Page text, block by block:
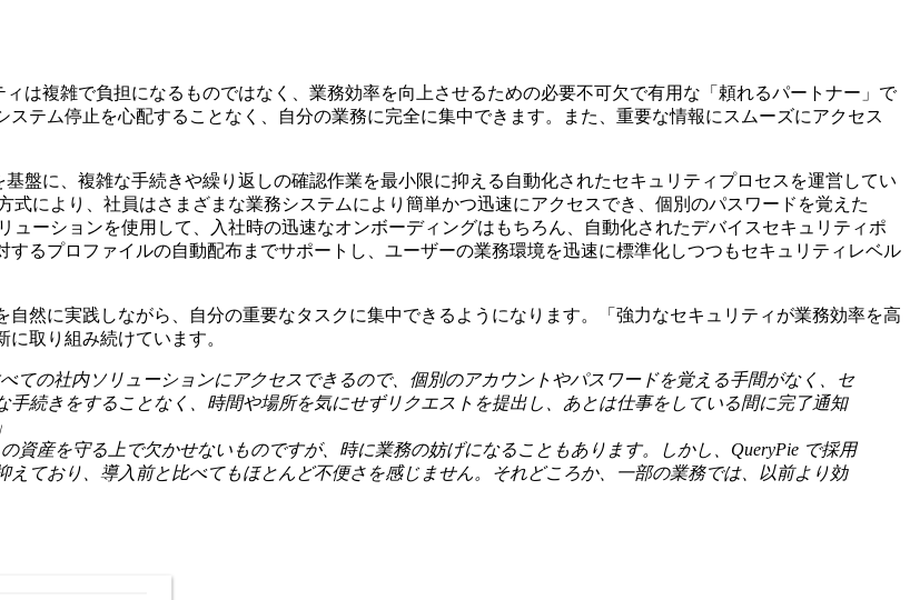
は複雑で負担になるものではなく、業務効率を向上させるための必要不可欠で有用な「頼れるパートナー」で
テム停止を心配することなく、自分の業務に完全に集中できます。また、重要な情報にスムーズにアクセス
盤に、複雑な手続きや繰り返しの確認作業を最小限に抑える自動化されたセキュリティプロセスを運営してい
により、社員はさまざまな業務システムにより簡単かつ迅速にアクセスでき、個別のパスワードを覚えた
ーションを使用して、入社時の迅速なオンボーディングはもちろん、自動化されたデバイスセキュリティポ
るプロファイルの自動配布までサポートし、ユーザーの業務環境を迅速に標準化しつつもセキュリティレベル
然に実践しながら、自分の重要なタスクに集中できるようになります。「強力なセキュリティが業務効率を高
取り組み続けています。
ての社内ソリューションにアクセスできるので、個別のアカウントやパスワードを覚える手間がなく、セ
続きをすることなく、時間や場所を気にせずリクエストを提出し、あとは仕事をしている間に完了通知
資産を守る上で欠かせないものですが、時に業務の妨げになることもあります。しかし、QueryPie で採用
ており、導入前と比べてもほとんど不便さを感じません。それどころか、一部の業務では、以前より効